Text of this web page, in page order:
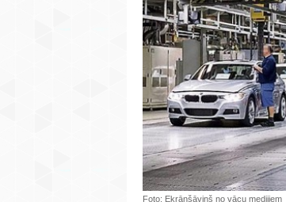
Foto: Ekrānšāviņš no vācu medijiem